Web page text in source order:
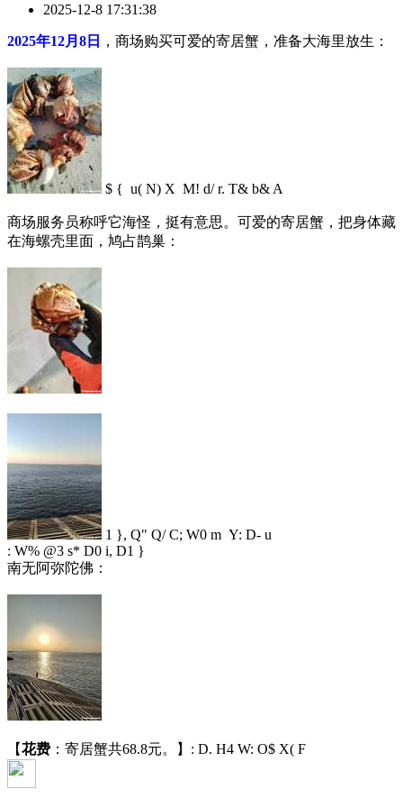
2025-12-8 17:31:38
2025年12月8日 ，商场购买可爱的寄居蟹，准备大海里放生：
$ { u( N) X M! d/ r. T& b& A
商场服务员称呼它海怪，挺有意思。可爱的寄居蟹，把身体藏
在海螺壳里面，鸠占鹊巢：
1 }, Q" Q/ C; W0 m Y: D- u
: W% @3 s* D0 i, D1 }
南无阿弥陀佛：
【花费 ：寄居蟹共68.8元。】 : D. H4 W: O$ X( F